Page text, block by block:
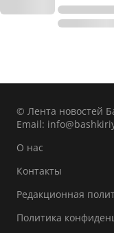
© Лента новостей
Email:
О нас
Контакты
Редакционная
Политика